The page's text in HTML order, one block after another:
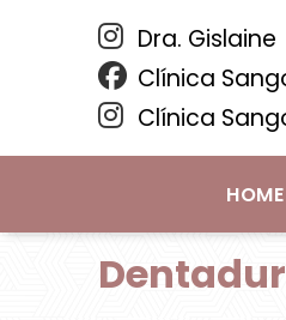
Dra. Gislaine
Clínica
Clínica
HOME